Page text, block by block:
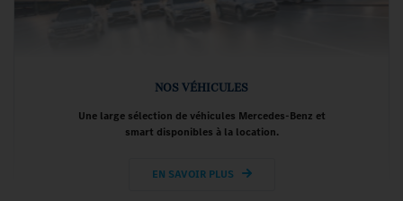
NOS VÉHICULES
Une large sélection de véhicules Mercedes-Benz et
smart disponibles à la location.
EN SAVOIR PLUS